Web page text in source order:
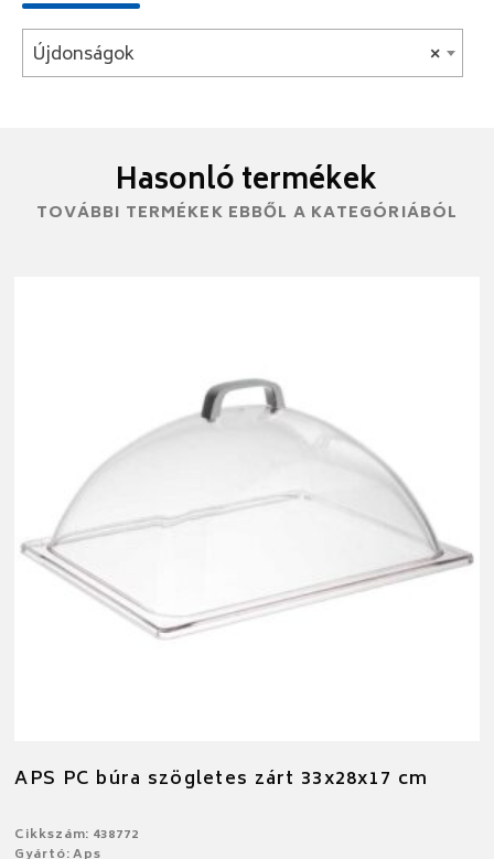
×
Újdonságok
Hasonló termékek
TOVÁBBI TERMÉKEK EBBŐL A KATEGÓRIÁBÓL
APS PC búra szögletes zárt 33x28x17 cm
Cikkszám: 438772